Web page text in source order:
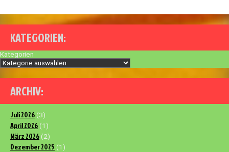
KATEGORIEN:
Kategorien
ARCHIV:
Juli 2026 (3)
April 2026 (1)
März 2026 (2)
Dezember 2025 (1)